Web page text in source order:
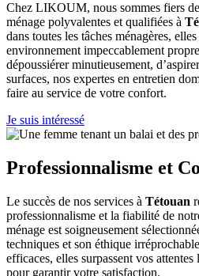
Chez LIKOUM, nous sommes fiers
ménage polyvalentes et qualifiées à
dans toutes les tâches ménagères,
environnement impeccablement
dépoussiérer minutieusement,
surfaces, nos expertes en entretien
faire au service de votre confort.
Je suis intéressé
Professionnalisme et
Le succès de nos services à Tétouan
professionnalisme et la fiabilité de
ménage est soigneusement
techniques et son éthique
efficaces, elles surpassent vos attentes
pour garantir votre satisfaction.